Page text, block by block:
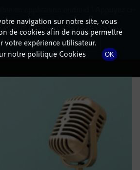
DE L'ÉPISODE
date
navigation sur notre site, vous
de cookies afin de nous permettre
votre expérience utilisateur.
notre politique Cookies
OK
pour l'installer.
Télécharger l'application